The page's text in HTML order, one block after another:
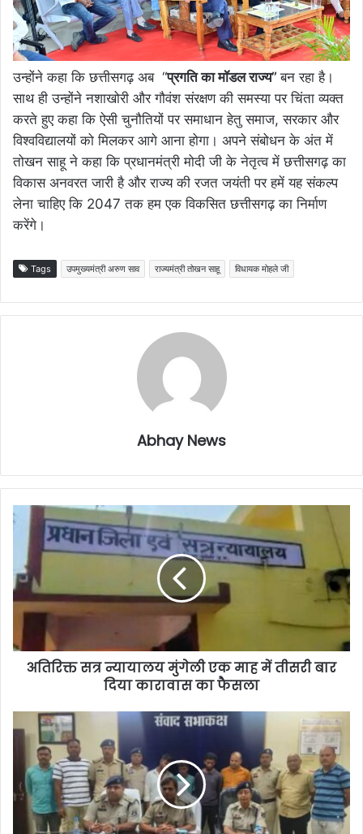
उन्होंने कहा कि छत्तीसगढ़ अब “प्रगति का मॉडल राज्य”बन रहा है।
साथ ही उन्होंने नशाखोरी और गौवंश संरक्षण की समस्या पर चिंता व्यक्त
करते हुए कहा कि ऐसी चुनौतियों पर समाधान हेतु समाज, सरकार और
विश्वविद्यालयों को मिलकर आगे आना होगा। अपने संबोधन के अंत में
तोखन साहू ने कहा कि प्रधानमंत्री मोदी जी के नेतृत्व में छत्तीसगढ़ का
विकास अनवरत जारी है और राज्य की रजत जयंती पर हमें यह संकल्प
लेना चाहिए कि 2047 तक हम एक विकसित छत्तीसगढ़ का निर्माण
करेंगे।
Tags उपमुख्यमंत्री अरुण साव राज्यमंत्री तोखन साहू विधायक मोहले जी
Abhay News
अतिरिक्त सत्र न्यायालय मुंगेली एक माह में तीसरी बार
दिया कारावास का फैसला